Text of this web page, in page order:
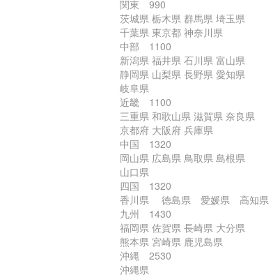
関東 990
茨城県 栃木県 群馬県 埼玉県
千葉県 東京都 神奈川県
中部 1100
新潟県 福井県 石川県 富山県
静岡県 山梨県 長野県 愛知県
岐阜県
近畿 1100
三重県 和歌山県 滋賀県 奈良県
京都府 大阪府 兵庫県
中国 1320
岡山県 広島県 鳥取県 島根県
山口県
四国 1320
香川県 徳島県 愛媛県 高知県
九州 1430
福岡県 佐賀県 長崎県 大分県
熊本県 宮崎県 鹿児島県
沖縄 2530
沖縄県